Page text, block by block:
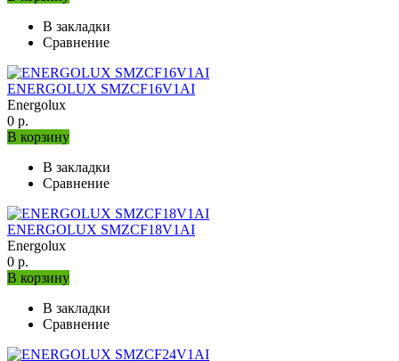
В закладки
Сравнение
ENERGOLUX SMZCF16V1AI
Energolux
0 р.
В корзину
В закладки
Сравнение
ENERGOLUX SMZCF18V1AI
Energolux
0 р.
В корзину
В закладки
Сравнение